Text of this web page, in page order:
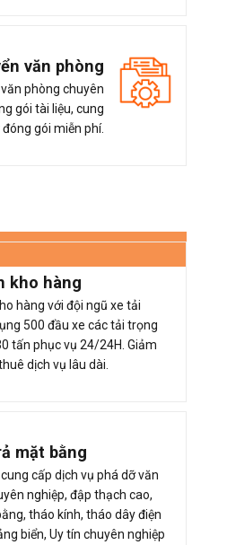
văn phòng
phòng chuyên
gói tài liệu, cung
gói miễn phí.
kho hàng
hàng với đội ngũ xe tải
500 đầu xe các tải trọng
tấn phục vụ 24/24H. Giảm
dịch vụ lâu dài.
mặt bằng
cấp dịch vụ phá dỡ văn
nghiệp, đập thạch cao,
tháo kính, tháo dây điện
biển, Uy tín chuyên nghiệp